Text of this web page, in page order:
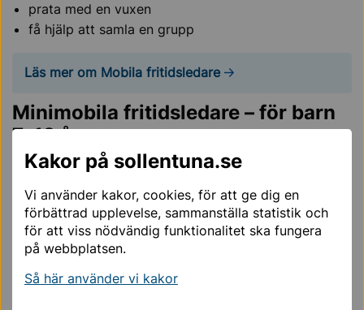
Kakor på sollentuna.se
Vi använder kakor, cookies, för att ge dig en
förbättrad upplevelse, sammanställa statistik och
för att viss nödvändig funktionalitet ska fungera
på webbplatsen.
Så här använder vi kakor
prata med en vuxen
få hjälp att samla en grupp
Läs mer om Mobila fritidsledare
Minimobila fritidsledare – för barn
7–12 år
Minimobila fritidsledare ordnar trygga och roliga
Alla aktiviteter är gratis. Vi:
ordnar lek och skapande
finns nära barnens vardag
samarbetar med andra verksamheter